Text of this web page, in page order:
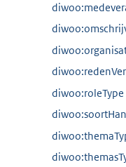
diwoo:roleType